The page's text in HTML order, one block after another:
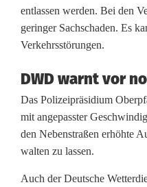
ä
l
e
i
m
L
entlassen werden. Bei den
geringer Sachschaden. Es
Verkehrsstörungen.
DWD warnt vor
Das Polizeipräsidium
mit angepasster
den Nebenstraßen erhöhte
walten zu lassen.
Auch der Deutsche